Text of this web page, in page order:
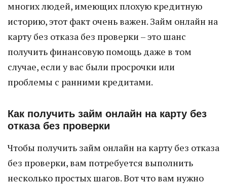
многих людей, имеющих плохую кредитную
историю, этот факт очень важен. Займ онлайн на
карту без отказа без проверки – это шанс
получить финансовую помощь даже в том
случае, если у вас были просрочки или
проблемы с ранними кредитами.
Как получить займ онлайн на карту без
отказа без проверки
Чтобы получить займ онлайн на карту без отказа
без проверки, вам потребуется выполнить
несколько простых шагов. Вот что вам нужно